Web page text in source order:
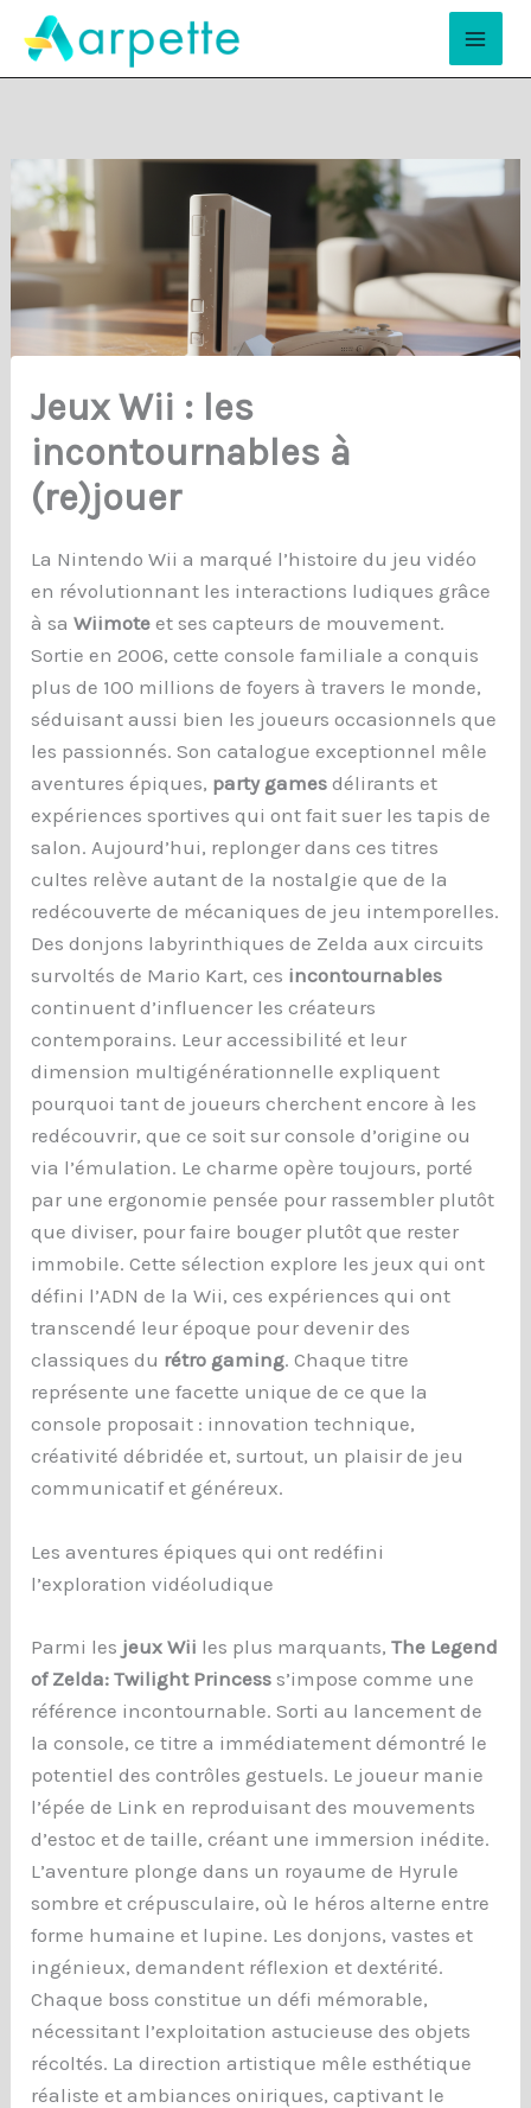
contenu
Jeux Wii : les
incontournables à
(re)jouer
La Nintendo Wii a marqué l’histoire du jeu vidéo
en révolutionnant les interactions ludiques grâce
à saWiimote et ses capteurs de mouvement.
Sortie en 2006, cette console familiale a conquis
plus de 100 millions de foyers à travers le monde,
séduisant aussi bien les joueurs occasionnels que
les passionnés. Son catalogue exceptionnel mêle
aventures épiques, party games délirants et
expériences sportives qui ont fait suer les tapis de
salon. Aujourd’hui, replonger dans ces titres
cultes relève autant de la nostalgie que de la
redécouverte de mécaniques de jeu intemporelles.
Des donjons labyrinthiques de Zelda aux circuits
survoltés de Mario Kart, ces incontournables
continuent d’influencer les créateurs
contemporains. Leur accessibilité et leur
dimension multigénérationnelle expliquent
pourquoi tant de joueurs cherchent encore à les
redécouvrir, que ce soit sur console d’origine ou
via l’émulation. Le charme opère toujours, porté
par une ergonomie pensée pour rassembler plutôt
que diviser, pour faire bouger plutôt que rester
immobile. Cette sélection explore les jeux qui ont
défini l’ADN de la Wii, ces expériences qui ont
transcendé leur époque pour devenir des
classiques du rétro gaming. Chaque titre
représente une facette unique de ce que la
console proposait : innovation technique,
créativité débridée et, surtout, un plaisir de jeu
communicatif et généreux.
Les aventures épiques qui ont redéfini
l’exploration vidéoludique
Parmi les jeux Wii les plus marquants,The Legend
of Zelda: Twilight Princess s’impose comme une
référence incontournable. Sorti au lancement de
la console, ce titre a immédiatement démontré le
potentiel des contrôles gestuels. Le joueur manie
l’épée de Link en reproduisant des mouvements
d’estoc et de taille, créant une immersion inédite.
L’aventure plonge dans un royaume de Hyrule
sombre et crépusculaire, où le héros alterne entre
forme humaine et lupine. Les donjons, vastes et
ingénieux, demandent réflexion et dextérité.
Chaque boss constitue un défi mémorable,
nécessitant l’exploitation astucieuse des objets
récoltés. La direction artistique mêle esthétique
réaliste et ambiances oniriques, captivant le